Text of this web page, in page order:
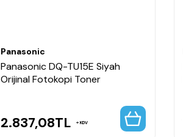
Panasonic
Panasonic DQ-TU15E Siyah
Orijinal Fotokopi Toner
2.837,08TL KDV